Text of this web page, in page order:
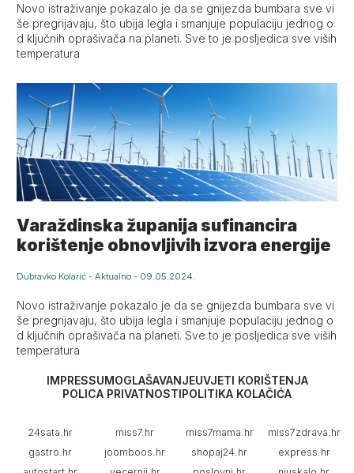
Novo istraživanje pokazalo je da se gnijezda bumbara sve vi
še pregrijavaju, što ubija legla i smanjuje populaciju jednog o
d ključnih oprašivača na planeti. Sve to je posljedica sve viših
temperatura
Varaždinska županija sufinancira
korištenje obnovljivih izvora energije
Dubravko Kolarić -Aktualno - 09.05.2024.
Novo istraživanje pokazalo je da se gnijezda bumbara sve vi
še pregrijavaju, što ubija legla i smanjuje populaciju jednog o
d ključnih oprašivača na planeti. Sve to je posljedica sve viših
temperatura
IMPRESSUMOGLAŠAVANJEUVJETI KORIŠTENJA
POLICA PRIVATNOSTIPOLITIKA KOLAČIĆA
24sata.hr miss7.hr miss7mama.hr
miss7zdrava.hr
gastro.hr
joomboos.hr shopaj24.hr
express.hr